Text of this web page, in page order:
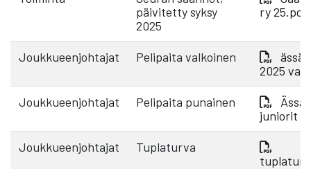
päivitetty syksy
2025
ry 25.pdf
Joukkueenjohtajat Pelipaita valkoinen
2025
Joukkueenjohtajat Pelipaita punainen
juniorit
Joukkueenjohtajat
Tuplaturva